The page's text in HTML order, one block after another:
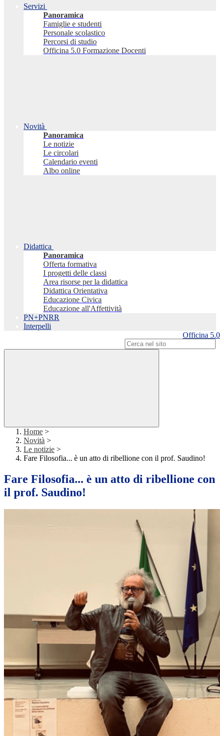
Servizi
Panoramica
Famiglie e studenti
Personale scolastico
Percorsi di studio
Officina 5.0 Formazione Docenti
Novità
Panoramica
Le notizie
Le circolari
Calendario eventi
Albo online
Didattica
Panoramica
Offerta formativa
I progetti delle classi
Area risorse per la didattica
Didattica Orientativa
Educazione Civica
Educazione all'Affettività
PN+PNRR
Interpelli
Officina 5.0
Home >
Novità >
Le notizie >
Fare Filosofia... è un atto di ribellione con il prof. Saudino!
Fare Filosofia... è un atto di ribellione con
il prof. Saudino!